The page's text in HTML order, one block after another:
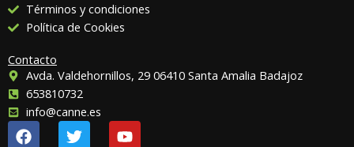
Términos y condiciones
Política de Cookies
Contacto
Avda. Valdehornillos, 29 06410 Santa Amalia Badajoz
653810732
info@canne.es
F T Y